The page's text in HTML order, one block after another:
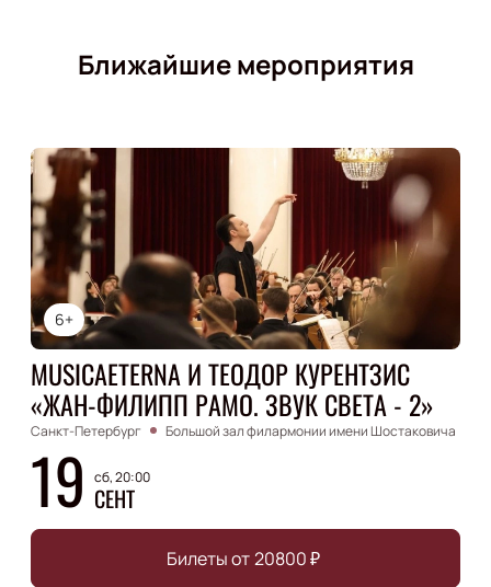
Ближайшие мероприятия
6+
MUSICAETERNA И ТЕОДОР КУРЕНТЗИС
«ЖАН-ФИЛИПП РАМО. ЗВУК СВЕТА - 2»
Санкт-Петербург Большой зал филармонии имени Шостаковича
19 сб, 20:00
СЕНТ
Билеты от20800₽